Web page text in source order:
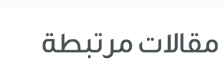
مقالات مرتبطة